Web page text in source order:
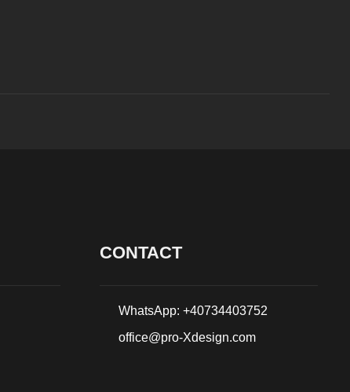
CONTACT
WhatsApp: +40734403752
office@pro-Xdesign.com